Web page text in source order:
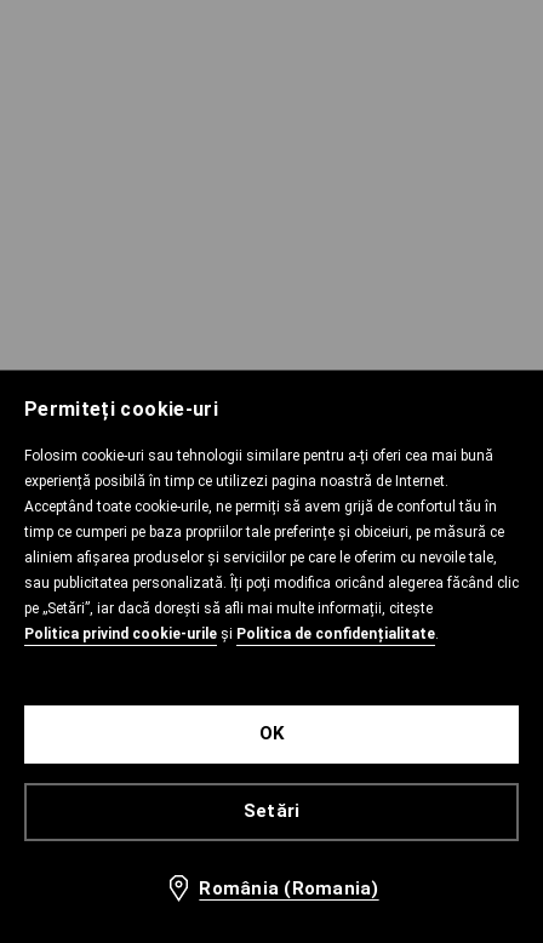
Permiteți cookie-uri
Folosim cookie-uri sau tehnologii similare pentru a-ți oferi cea mai bună
experiență posibilă în timp ce utilizezi pagina noastră de Internet.
Acceptând toate cookie-urile, ne permiți să avem grijă de confortul tău în
timp ce cumperi pe baza propriilor tale preferințe și obiceiuri, pe măsură ce
aliniem afișarea produselor și serviciilor pe care le oferim cu nevoile tale,
sau publicitatea personalizată. Îți poți modifica oricând alegerea făcând clic
pe „Setări”, iar dacă dorești să afli mai multe informații, citește
Politica privind cookie-urile și Politica de confidențialitate.
Setări
OK
România (Romania)